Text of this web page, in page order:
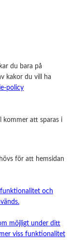
du bara på
kakor du vill ha
policy
kommer att sparas i
för att hemsidan
och
möjligt under ditt
viss funktionalitet